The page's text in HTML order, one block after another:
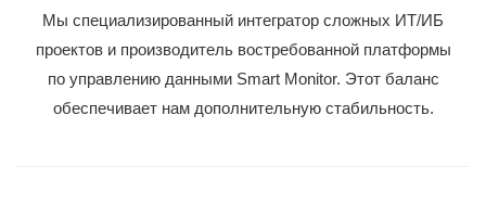
Мы специализированный интегратор сложных ИТ/ИБ
проектов и производитель востребованной платформы
по управлению данными Smart Monitor. Этот баланс
обеспечивает нам дополнительную стабильность.